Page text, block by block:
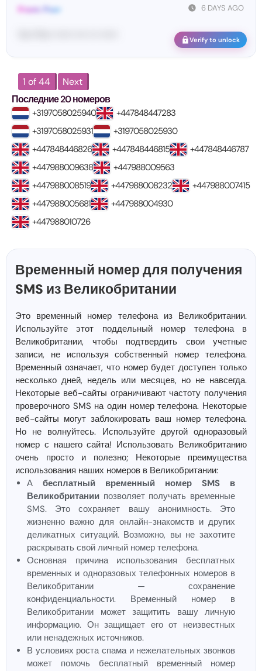
6 DAYS AGO
From: Pos•
Verify to unlock
1 of 44
Next
Последние 20 номеров
+3197058025940
+447848447283
+3197058025931
+3197058025930
+447848446826
+447848446815
+447848446787
+447988009638
+447988009563
+447988008519
+447988008232
+447988007415
+447988005681
+447988004930
+447988010726
Временный номер для получения
SMS из Великобритании
Это временный номер телефона из Великобритании.
Используйте этот поддельный номер телефона в
Великобритании, чтобы подтвердить свои учетные
записи, не используя собственный номер телефона.
Временный означает, что номер будет доступен только
несколько дней, недель или месяцев, но не навсегда.
Некоторые веб-сайты ограничивают частоту получения
проверочного SMS на один номер телефона. Некоторые
веб-сайты могут заблокировать ваш номер телефона.
Но не волнуйтесь. Используйте другой одноразовый
номер с нашего сайта! Использовать Великобританию
очень просто и полезно; Некоторые преимущества
использования наших номеров в Великобритании:
А бесплатный временный номер SMS в
Великобритании позволяет получать временные
SMS. Это сохраняет вашу анонимность. Это
жизненно важно для онлайн-знакомств и других
деликатных ситуаций. Возможно, вы не захотите
раскрывать свой личный номер телефона.
Основная причина использования бесплатных
временных и одноразовых телефонных номеров в
Великобритании — сохранение
конфиденциальности. Временный номер в
Великобритании может защитить вашу личную
информацию. Он защищает его от неизвестных
или ненадежных источников.
В условиях роста спама и нежелательных звонков
может помочь бесплатный временный номер